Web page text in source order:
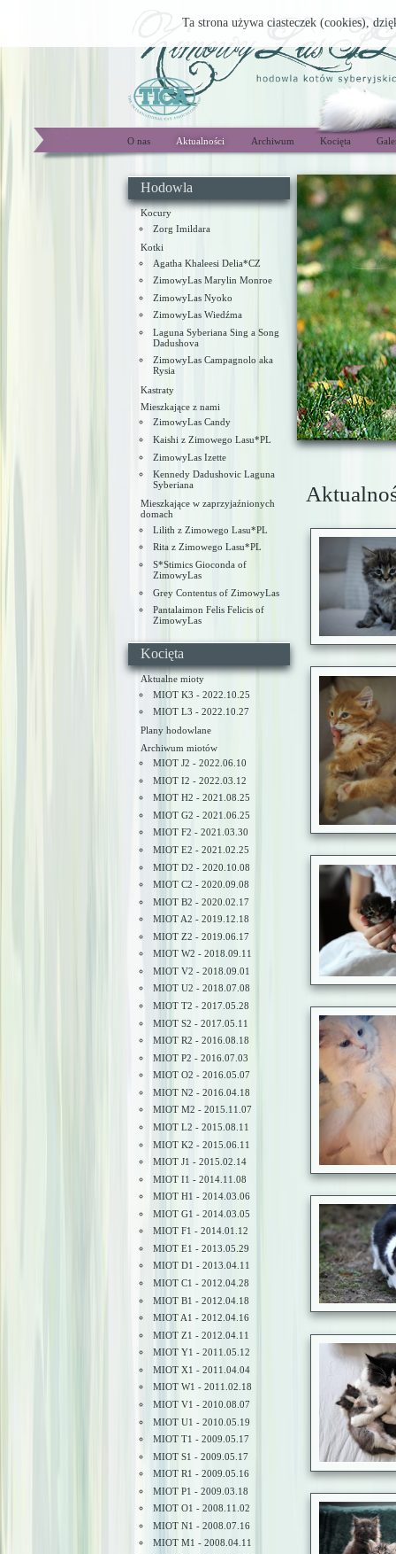
O nas Aktualności Archiwum Kocięta
Hodowla
Kocury
Zorg Imildara
Kotki
Agatha Khaleesi Delia*CZ
ZimowyLas Marylin Monroe
ZimowyLas Nyoko
ZimowyLas Wiedźma
Laguna Syberiana Sing a Song
Dadushova
ZimowyLas Campagnolo aka
Rysia
Kastraty
Mieszkające z nami
ZimowyLas Candy
Kaishi z Zimowego Lasu*PL
ZimowyLas Izette
Kennedy Dadushovic Laguna
Syberiana
Mieszkające w zaprzyjaźnionych
domach
Lilith z Zimowego Lasu*PL
Rita z Zimowego Lasu*PL
S*Stimics Gioconda of
ZimowyLas
Grey Contentus of ZimowyLas
Pantalaimon Felis Felicis of
ZimowyLas
Kocięta
Aktualne mioty
MIOT K3 - 2022.10.25
MIOT L3 - 2022.10.27
Plany hodowlane
Archiwum miotów
MIOT J2 - 2022.06.10
MIOT I2 - 2022.03.12
MIOT H2 - 2021.08.25
MIOT G2 - 2021.06.25
MIOT F2 - 2021.03.30
MIOT E2 - 2021.02.25
MIOT D2 - 2020.10.08
MIOT C2 - 2020.09.08
MIOT B2 - 2020.02.17
MIOT A2 - 2019.12.18
MIOT Z2 - 2019.06.17
MIOT W2 - 2018.09.11
MIOT V2 - 2018.09.01
MIOT U2 - 2018.07.08
MIOT T2 - 2017.05.28
MIOT S2 - 2017.05.11
MIOT R2 - 2016.08.18
MIOT P2 - 2016.07.03
MIOT O2 - 2016.05.07
MIOT N2 - 2016.04.18
MIOT M2 - 2015.11.07
MIOT L2 - 2015.08.11
MIOT K2 - 2015.06.11
MIOT J1 - 2015.02.14
MIOT I1 - 2014.11.08
MIOT H1 - 2014.03.06
MIOT G1 - 2014.03.05
MIOT F1 - 2014.01.12
MIOT E1 - 2013.05.29
MIOT D1 - 2013.04.11
MIOT C1 - 2012.04.28
MIOT B1 - 2012.04.18
MIOT A1 - 2012.04.16
MIOT Z1 - 2012.04.11
MIOT Y1 - 2011.05.12
MIOT X1 - 2011.04.04
MIOT W1 - 2011.02.18
MIOT V1 - 2010.08.07
MIOT U1 - 2010.05.19
MIOT T1 - 2009.05.17
MIOT S1 - 2009.05.17
MIOT R1 - 2009.05.16
MIOT P1 - 2009.03.18
MIOT O1 - 2008.11.02
MIOT N1 - 2008.07.16
MIOT M1 - 2008.04.11
Ta strona używa ciasteczek (cookies),